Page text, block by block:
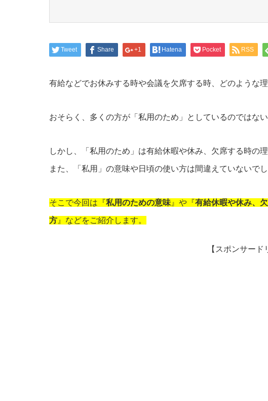
Tweet Share +1 Hatena Pocket RSS
有給などでお休みする時や会議を欠席する時、どのような
おそらく、多くの方が「私用のため」としているのではない
しかし、「私用のため」は有給休暇や休み、欠席する時の
また、「私用」の意味や日頃の使い方は間違えていないでし
そこで今回は『私用のための意味 』や『有給休暇や休み、
方 』などをご紹介します。
【スポンサード